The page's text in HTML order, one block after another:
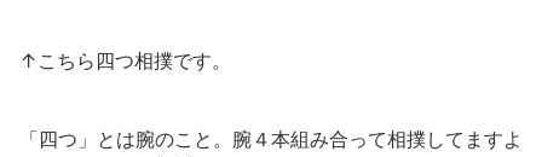
↑こちら四つ相撲です。
「四つ」とは腕のこと。腕４本組み合って相撲してますよ